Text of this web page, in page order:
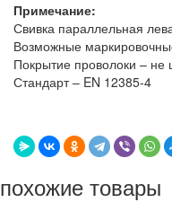
Примечание:
Свивка параллельная
Возможные
Покрытие проволоки – не
Стандарт – EN 12385-4
похожие товары